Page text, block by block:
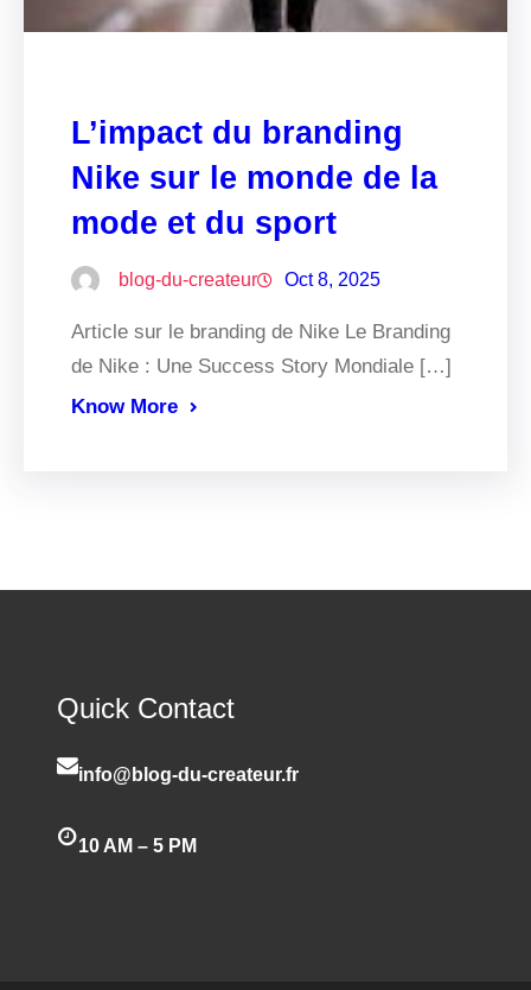
L’impact du branding
Nike sur le monde de la
mode et du sport
blog-du-createur Oct 8, 2025
Article sur le branding de Nike Le Branding
de Nike : Une Success Story Mondiale […]
Know More
Quick Contact
info@blog-du-createur.fr
10 AM – 5 PM